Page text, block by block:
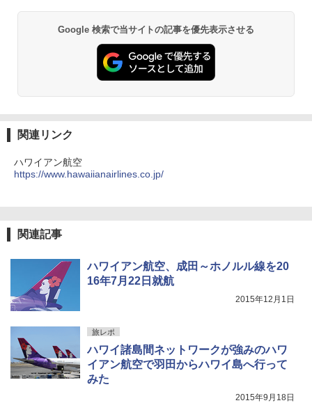
Google 検索で当サイトの記事を優先表示させる
関連リンク
ハワイアン航空
https://www.hawaiianairlines.co.jp/
関連記事
ハワイアン航空、成田～ホノルル線を20
16年7月22日就航
2015年12月1日
旅レポ
ハワイ諸島間ネットワークが強みのハワ
イアン航空で羽田からハワイ島へ行って
みた
2015年9月18日